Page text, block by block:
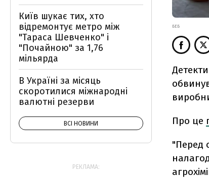
БЕБ
Про це
"Перед
Київ шукає тих, хто
відремонтує метро між
"Тараса Шевченко" і
"Почайною" за 1,76
мільярда
В Україні за місяць
скоротилися міжнародні
валютні резерви
ВСІ НОВИНИ
РЕКЛАМА: